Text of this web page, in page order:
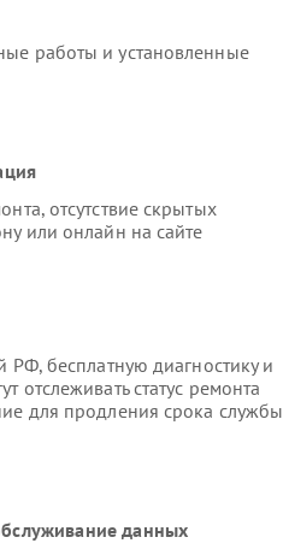
работы и установленные
отсутствие скрытых
или онлайн на сайте
РФ, бесплатную диагностику и
отслеживать статус ремонта
для продления срока службы
данных